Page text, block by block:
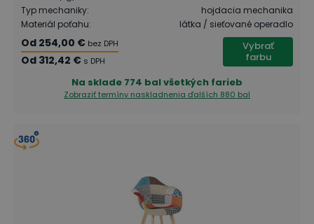
Typ mechaniky:
hojdacia mechanika
Materiál poťahu: látka / sieťované operadlo
Od 254,00 € bez DPH
Od 312,42 € s DPH
Vybrať
farbu
Na sklade 774 bal všetkých farieb
Zobraziť termíny naskladnenia ďalších 880 bal